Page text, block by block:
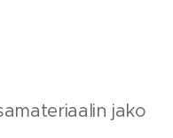
jako